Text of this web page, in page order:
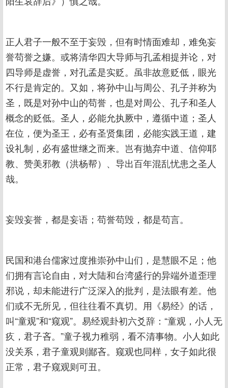
正人君子一般不至于妄毁，但有时情面难却，难免妄
誉苟誉之嫌。或将清华四大导师与孔孟相提并论，对
四导师是虚誉，对孔孟是实贬。虽非故意贬低，眼光
不行是肯定的。又如，将孙中山与周公、孔子并称为
圣，既是对孙中山的苟誉，也是对周公、孔子和圣人
概念的贬低。圣人，必能允执厥中，遵循中道；圣人
在位，便为圣王，必有圣贤集团，必能实践王道，建
设礼制，必有盛世继之而来。岂有抛弃中道、信仰耶
教、赞美邪教（洪杨帮）、导出百年混乱忧患之圣人
哉。
妄毁妄誉，都是妄语；苟誉苟毁，都是苟言。
民国和港台儒家过度推崇孙中山们，是慧眼不足；他
们拥有言论自由，对大陆和台湾盛行的异端外道歪理
邪说，却未能进行广泛深入的批判，是法眼有差。他
们或不无所见，但往往看不真切。用《易经》的话，
叫“童观”和“窥观”。易经观卦初六爻辞：“童观，小人无
疚，君子吝。”童子视力稚弱，看不清事物。小人如此
没关系，君子童观则鄙吝。窥观也同样，女子如此很
正常，君子窥观则可丑。